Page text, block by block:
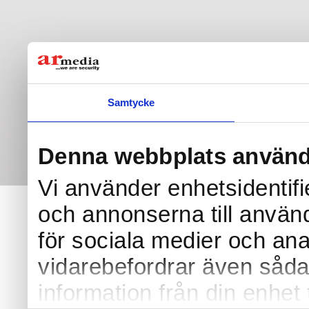
Samtycke
Denna webbplats
Vi använder
och annonserna till
för sociala medier och
vidarebefordrar även
information från din